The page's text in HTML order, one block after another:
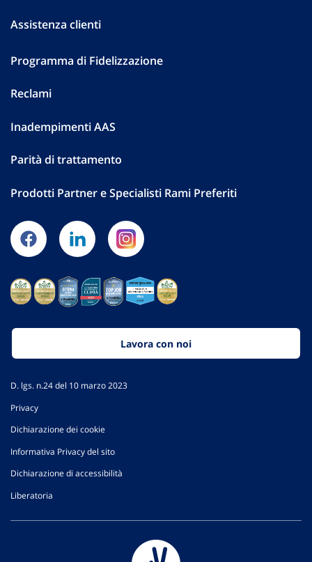
Assistenza clienti
Programma di Fidelizzazione
Reclami
Inadempimenti AAS
Parità di trattamento
Prodotti Partner e Specialisti Rami Preferiti
Lavora con noi
D. lgs. n.24 del 10 marzo 2023
Privacy
Dichiarazione dei cookie
Informativa Privacy del sito
Dichiarazione di accessibilità
Liberatoria